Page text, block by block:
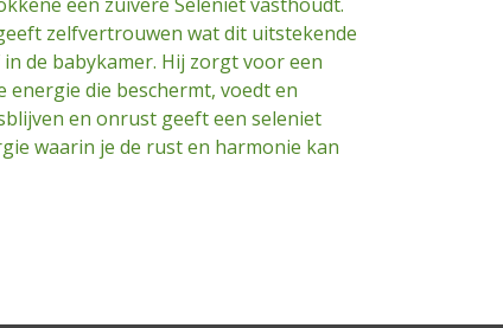
zelfvertrouwen wat dit uitstekende
de babykamer. Hij zorgt voor een
energie die beschermt, voedt en
en onrust geeft een seleniet
waarin je de rust en harmonie kan